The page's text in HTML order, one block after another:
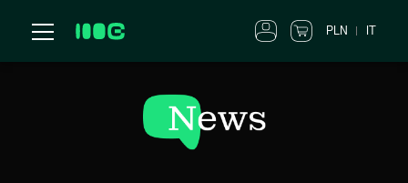
PLN IT